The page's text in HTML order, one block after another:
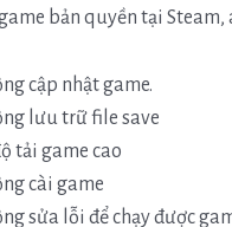
bản quyền tại Steam,
cập nhật game.
lưu trữ file save
tải game cao
cài game
sửa lỗi để chạy được